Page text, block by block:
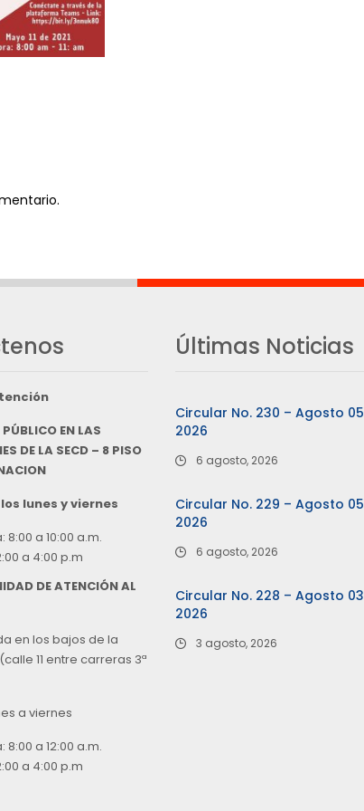
EN LAS
DE LA SECD – 8 PISO
lunes y viernes
8:00 a 10:00 a.m.
a 4:00 p.m
DE ATENCIÓN AL
en los bajos de la
11 entre carreras 3ª
a viernes
8:00 a 12:00 a.m.
a 4:00 p.m
Últimas Noticias
Circular No. 230 – Agosto
2026
6 agosto, 2026
Circular No. 229 – Agosto
2026
6 agosto, 2026
Circular No. 228 – Agosto
2026
3 agosto, 2026